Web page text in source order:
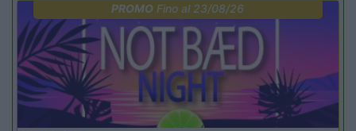
PROMO Fino al 23/08/26